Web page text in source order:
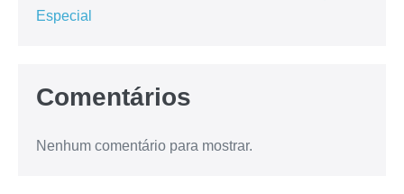
Especial
Comentários
Nenhum comentário para mostrar.